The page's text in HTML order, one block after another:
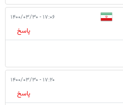
۱۷:۰۶ - ۱۴۰۰/۰۳/۳۰
پاسخ
۱۷:۲۰ - ۱۴۰۰/۰۳/۳۰
پاسخ